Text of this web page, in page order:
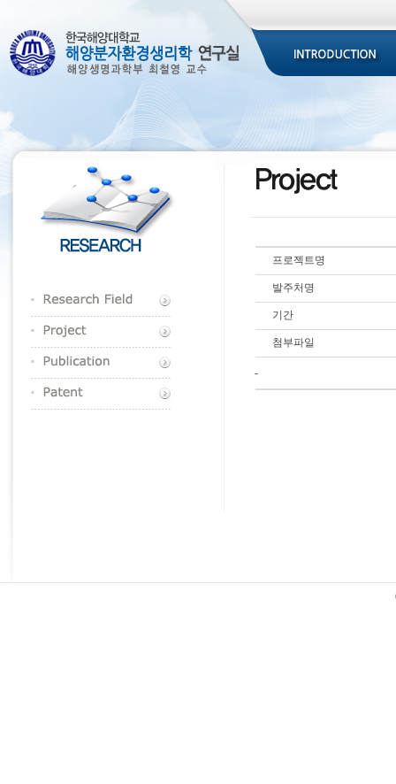
프로젝트명
발주처명
기간
첨부파일
-